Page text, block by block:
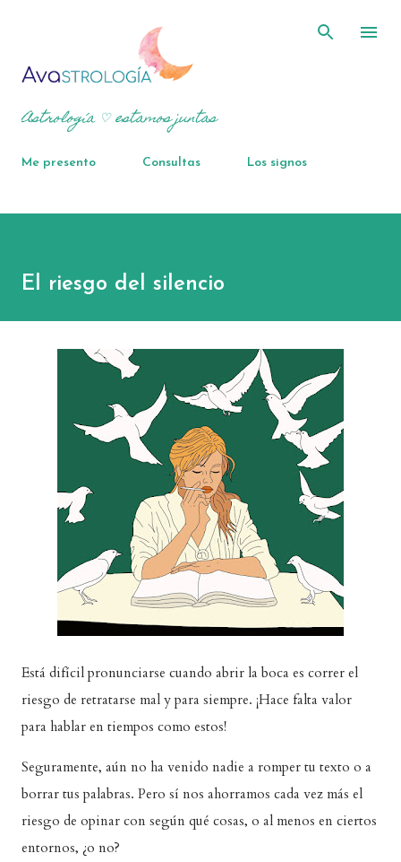
Astrología ♡ estamos juntas
Me presento Consultas Los signos
El riesgo del silencio
Está difícil pronunciarse cuando abrir la boca es correr el
riesgo de retratarse mal y para siempre. ¡Hace falta valor
para hablar en tiempos como estos!
Seguramente, aún no ha venido nadie a romper tu texto o a
borrar tus palabras. Pero sí nos ahorramos cada vez más el
riesgo de opinar con según qué cosas, o al menos en ciertos
entornos, ¿o no?